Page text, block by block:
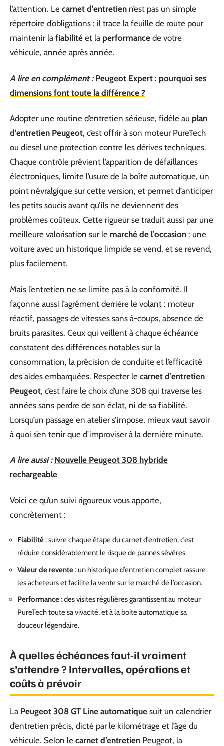
l’attention. Le carnet d’entretien n’est pas un simple
répertoire d’obligations : il trace la feuille de route pour
maintenir la fiabilité et la performance de votre
véhicule, année après année.
A lire en complément : Peugeot Expert : pourquoi ses
dimensions font toute la différence ?
Adopter une routine d’entretien sérieuse, fidèle au plan
d’entretien Peugeot, c’est offrir à son moteur PureTech
ou diesel une protection contre les dérives techniques.
Chaque contrôle prévient l’apparition de défaillances
électroniques, limite l’usure de la boîte automatique, un
point névralgique sur cette version, et permet d’anticiper
les petits soucis avant qu’ils ne deviennent des
problèmes coûteux. Cette rigueur se traduit aussi par une
meilleure valorisation sur le marché de l’occasion : une
voiture avec un historique limpide se vend, et se revend,
plus facilement.
Mais l’entretien ne se limite pas à la conformité. Il
façonne aussi l’agrément derrière le volant : moteur
réactif, passages de vitesses sans à-coups, absence de
bruits parasites. Ceux qui veillent à chaque échéance
constatent des différences notables sur la
consommation, la précision de conduite et l’efficacité
des aides embarquées. Respecter le carnet d’entretien
Peugeot, c’est faire le choix d’une 308 qui traverse les
années sans perdre de son éclat, ni de sa fiabilité.
Lorsqu’un passage en atelier s’impose, mieux vaut savoir
à quoi s’en tenir que d’improviser à la dernière minute.
A lire aussi : Nouvelle Peugeot 308 hybride
rechargeable
Voici ce qu’un suivi rigoureux vous apporte,
concrètement :
Fiabilité: suivre chaque étape du carnet d’entretien, c’est
réduire considérablement le risque de pannes sévères.
Valeur de revente: un historique d’entretien complet rassure
les acheteurs et facilite la vente sur le marché de l’occasion.
Performance: des visites régulières garantissent au moteur
PureTech toute sa vivacité, et à la boîte automatique sa
douceur légendaire.
À quelles échéances faut-il vraiment
s’attendre ? Intervalles, opérations et
coûts à prévoir
La Peugeot 308 GT Line automatique suit un calendrier
d’entretien précis, dicté par le kilométrage et l’âge du
véhicule. Selon le carnet d’entretien Peugeot, la